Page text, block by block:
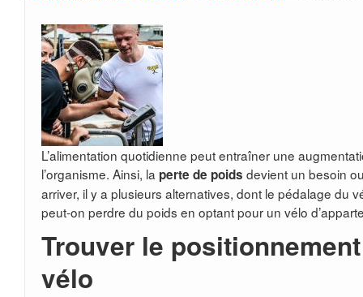
L’alimentation quotidienne peut entraîner une
l’organisme. Ainsi, la perte de poids devient un besoin
arriver, il y a plusieurs alternatives, dont le pédalage du
peut-on perdre du poids en optant pour un vélo
Trouver le
vélo